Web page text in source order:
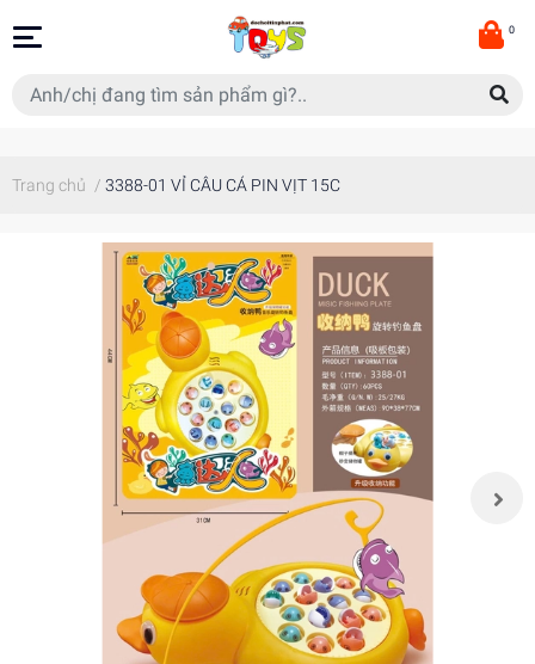
0
Trang chủ / 3388-01 VỈ CÂU CÁ PIN VỊT 15C